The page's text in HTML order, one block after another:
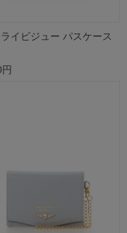
イビジュー パスケース